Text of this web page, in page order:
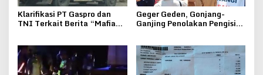
Klarifikasi PT Gaspro dan
TNI Terkait Berita “Mafia
Geger Geden, Gonjang-
Ganjing Penolakan Pengisian
Pj Kades Kepohkencono